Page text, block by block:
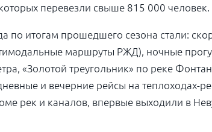
перевезли свыше 815 000 человек.
по итогам прошедшего сезона стали:
маршруты РЖД), ночные
«Золотой треугольник» по реке
и вечерние рейсы на теплоходах-
рек и каналов, впервые выходили в